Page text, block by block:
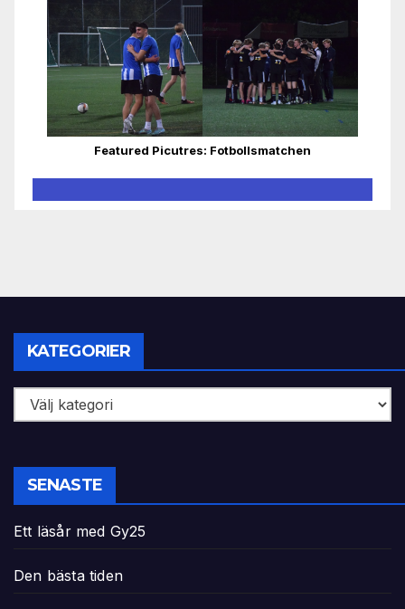
Featured Picutres: Fotbollsmatchen
KATEGORIER
Kategorier
SENASTE
Ett läsår med Gy25
Den bästa tiden